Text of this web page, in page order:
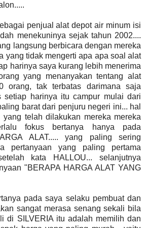
penjual alat depot air minum isi
menekuninya sejak tahun 2002....
langsung berbicara dengan mereka
yang tidak mengerti apa apa soal alat
harinya saya kurang lebih menerima
yang menanyakan tentang alat
orang, tak terbatas darimana saja
setiap harinya itu campur mulai dari
barat dari penjuru negeri ini... hal
telah dilakukan mereka mereka
fokus bertanya hanya pada
ALAT..... yang paling sering
pertanyaan yang paling pertama
kata HALLOU... selanjutnya
"BERAPA HARGA ALAT YANG
pada saya selaku pembuat dan
sangat merasa senang sekali bila
di SILVERIA itu adalah memilih dan